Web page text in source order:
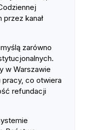
kanał
zarówno
w Warszawie
co otwiera
refundacji